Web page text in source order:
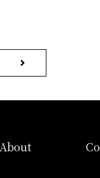
次
About